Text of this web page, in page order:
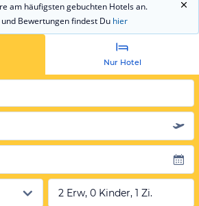
am häufigsten gebuchten Hotels an.
Bewertungen findest Du hier
Nur Hotel
2 Erw, 0 Kinder, 1 Zi.